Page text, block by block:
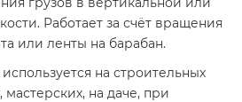
Работает за счёт вращения
или ленты на барабан.
используется на строительных
мастерских, на даче, при